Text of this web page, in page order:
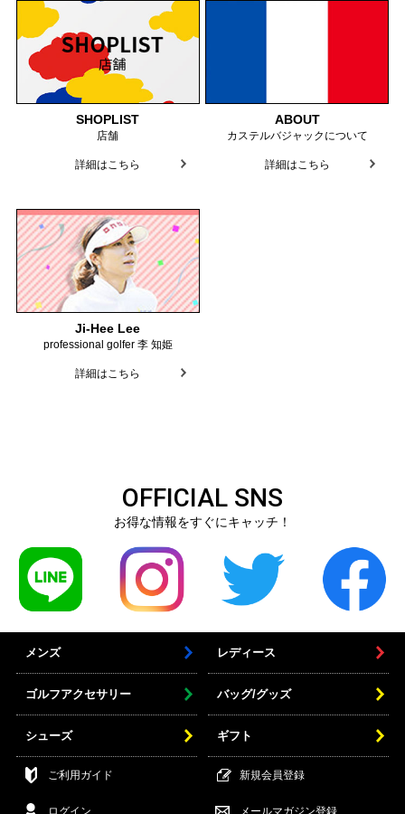
SHOPLIST
店舗
詳細はこちら
ABOUT
カステルバジャックについて
詳細はこちら
Ji-Hee Lee
professional golfer 李 知姫
詳細はこちら
OFFICIAL SNS
お得な情報をすぐにキャッチ！
メンズ レディース
ゴルフアクセサリー バッグ/グッズ
シューズ ギフト
ご利用ガイド 新規会員登録
ログイン メールマガジン登録